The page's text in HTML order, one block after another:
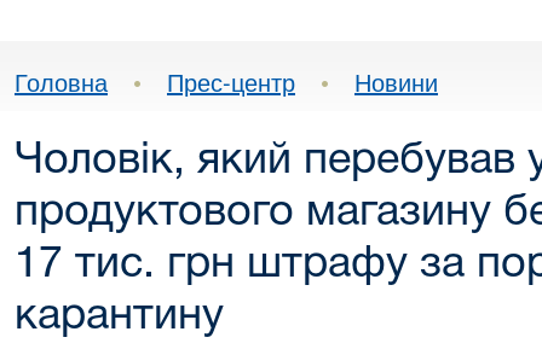
Головна • Прес-центр • Новини
Чоловік, який перебував
продуктового магазину
17 тис. грн штрафу за
карантину